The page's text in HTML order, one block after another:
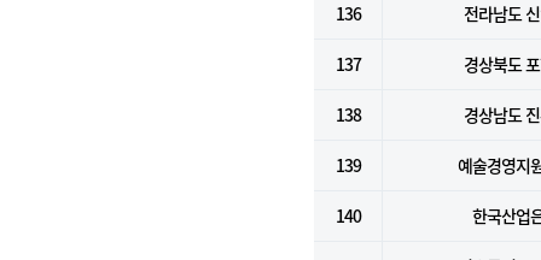
136 전라남도
137 경상북도
138 경상남도
139 예술경영지
140 한국산업